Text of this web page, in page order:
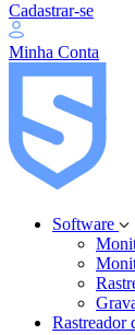
Cadastrar-se
Minha Conta
Software
Rastreador